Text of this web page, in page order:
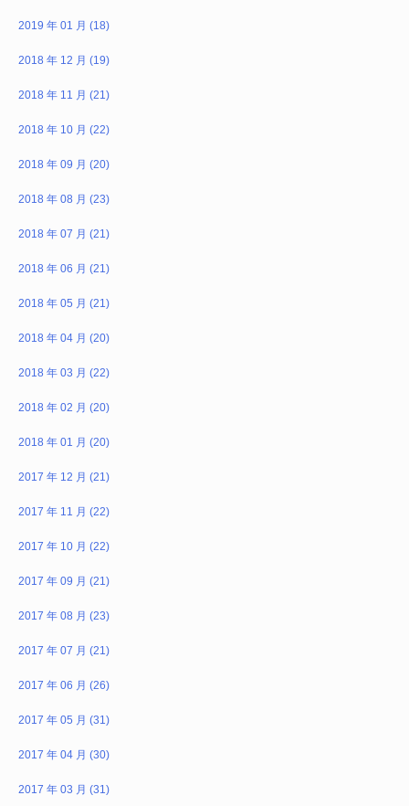
2019 年 01 月 (18)
2018 年 12 月 (19)
2018 年 11 月 (21)
2018 年 10 月 (22)
2018 年 09 月 (20)
2018 年 08 月 (23)
2018 年 07 月 (21)
2018 年 06 月 (21)
2018 年 05 月 (21)
2018 年 04 月 (20)
2018 年 03 月 (22)
2018 年 02 月 (20)
2018 年 01 月 (20)
2017 年 12 月 (21)
2017 年 11 月 (22)
2017 年 10 月 (22)
2017 年 09 月 (21)
2017 年 08 月 (23)
2017 年 07 月 (21)
2017 年 06 月 (26)
2017 年 05 月 (31)
2017 年 04 月 (30)
2017 年 03 月 (31)